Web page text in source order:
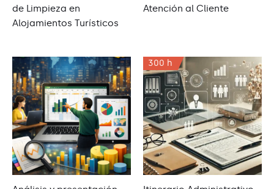
de Limpieza en
Alojamientos Turísticos
Atención al Cliente
300 h